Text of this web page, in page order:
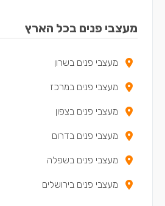
מעצבי פנים בקדימה-צורן
מעצבי פנים באור עקיבא
מעצבי פנים בבנימינה-גבעת עדה
מעצבי פנים בתל מונד
מעצבי פנים בכוכב יאיר - צור יגאל
מעצבי פנים באלפי מנשה
מעצבי פנים בטירה
מעצבי פנים בכל הארץ
מעצבי פנים בשרון
מעצבי פנים במרכז
מעצבי פנים בצפון
מעצבי פנים בדרום
מעצבי פנים בשפלה
מעצבי פנים בירושלים